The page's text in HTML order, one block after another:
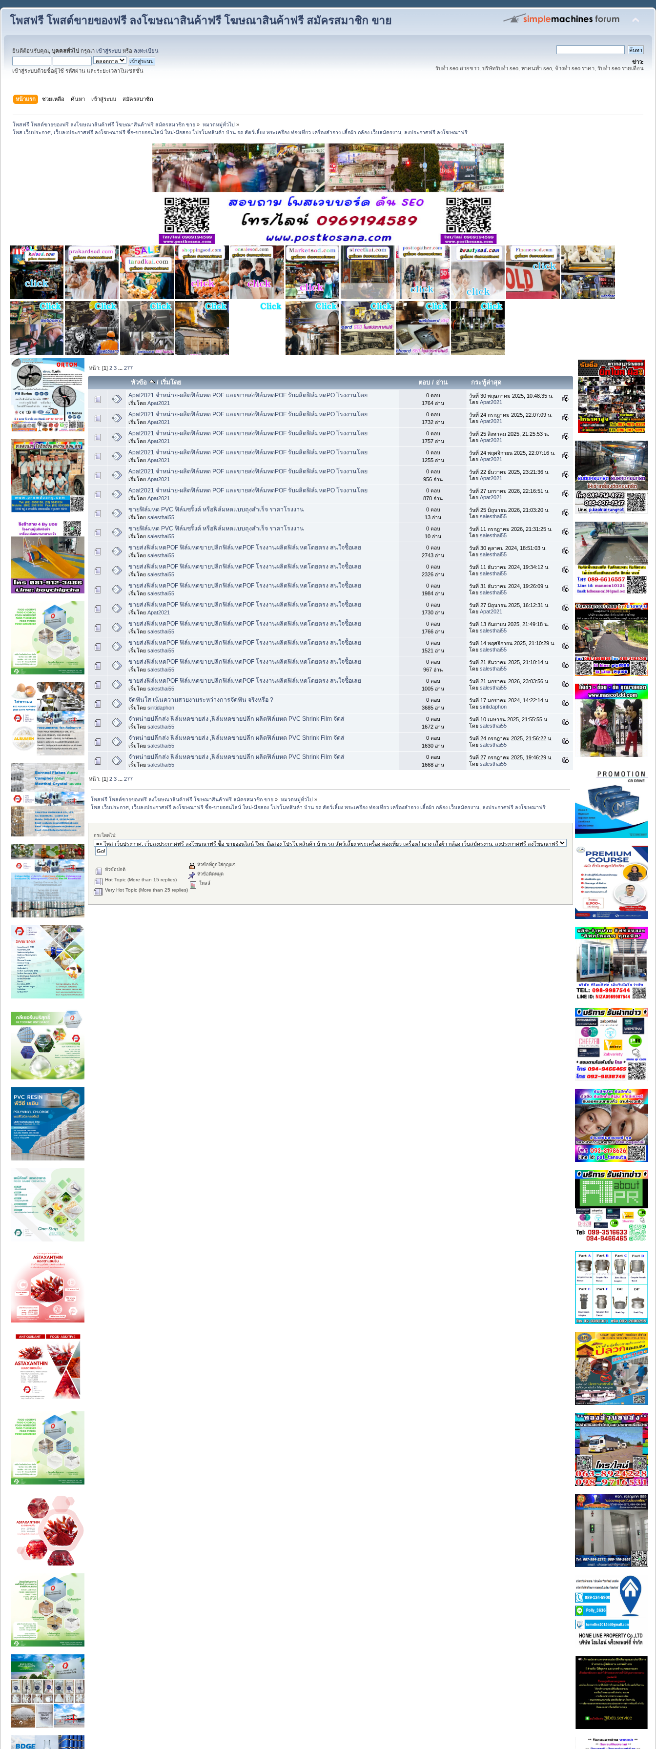
โพสฟรี โพสต์ขายของฟรี ลงโฆษณาสินค้าฟรี โฆษณาสินค้าฟรี สมัครสมาชิก ขาย
ยินดีต้อนรับคุณ, บุคคลทั่วไป กรุณา เข้าสู่ระบบ หรือ ลงทะเบียน
เข้าสู่ระบบด้วยชื่อผู้ใช้ รหัสผ่าน และระยะเวลาในเซสชั่น
ข่าว:
รับทำ seo สายขาว, บริษัทรับทำ seo, หาคนทำ seo, จ้างทำ seo ราคา, รับทำ seo รายเดือน
หน้าแรก ช่วยเหลือ ค้นหา เข้าสู่ระบบ สมัครสมาชิก
โพสฟรี โพสต์ขายของฟรี ลงโฆษณาสินค้าฟรี โฆษณาสินค้าฟรี สมัครสมาชิก ขาย » หมวดหมู่ทั่วไป»
โพส เว็บประกาศ, เว็บลงประกาศฟรี ลงโฆษณาฟรี ซื้อ-ขายออนไลน์ ใหม่-มือสอง โปรโมทสินค้า บ้าน รถ สัตว์เลี้ยง พระเครื่อง ท่องเที่ยว เครื่องสำอาง เสื้อผ้า กล้อง เว็บสมัครงาน, ลงประกาศฟรี ลงโฆษณาฟรี
หน้า: [1]2 3 ...277
หัวข้อ / เริ่มโดย ตอบ/ อ่าน กระทู้ล่าสุด
Apat2021 จำหน่าย-ผลิตฟิล์มหด POF และขายส่งฟิล์มหดPOF รับผลิตฟิล์มหดPO โรงงานโดย
เริ่มโดย Apat2021
0 ตอบ
1764 อ่าน
วันที่ 30 พฤษภาคม 2025, 10:48:35 น.
โดย Apat2021
Apat2021 จำหน่าย-ผลิตฟิล์มหด POF และขายส่งฟิล์มหดPOF รับผลิตฟิล์มหดPO โรงงานโดย
เริ่มโดย Apat2021
0 ตอบ
1732 อ่าน
วันที่ 24 กรกฎาคม 2025, 22:07:09 น.
โดย Apat2021
Apat2021 จำหน่าย-ผลิตฟิล์มหด POF และขายส่งฟิล์มหดPOF รับผลิตฟิล์มหดPO โรงงานโดย
เริ่มโดย Apat2021
0 ตอบ
1757 อ่าน
วันที่ 25 สิงหาคม 2025, 21:25:53 น.
โดย Apat2021
Apat2021 จำหน่าย-ผลิตฟิล์มหด POF และขายส่งฟิล์มหดPOF รับผลิตฟิล์มหดPO โรงงานโดย
เริ่มโดย Apat2021
0 ตอบ
1255 อ่าน
วันที่ 24 พฤศจิกายน 2025, 22:07:16 น.
โดย Apat2021
Apat2021 จำหน่าย-ผลิตฟิล์มหด POF และขายส่งฟิล์มหดPOF รับผลิตฟิล์มหดPO โรงงานโดย
เริ่มโดย Apat2021
0 ตอบ
956 อ่าน
วันที่ 22 ธันวาคม 2025, 23:21:36 น.
โดย Apat2021
Apat2021 จำหน่าย-ผลิตฟิล์มหด POF และขายส่งฟิล์มหดPOF รับผลิตฟิล์มหดPO โรงงานโดย
เริ่มโดย Apat2021
0 ตอบ
870 อ่าน
วันที่ 27 มกราคม 2026, 22:16:51 น.
โดย Apat2021
ขายฟิล์มหด PVC ฟิล์มชริ้งค์ หรือฟิล์มหดแบบถุงสำเร็จ ราคาโรงงาน
เริ่มโดย salesthai55
0 ตอบ
13 อ่าน
วันที่ 25 มิถุนายน 2026, 21:03:20 น.
โดย salesthai55
ขายฟิล์มหด PVC ฟิล์มชริ้งค์ หรือฟิล์มหดแบบถุงสำเร็จ ราคาโรงงาน
เริ่มโดย salesthai55
0 ตอบ
10 อ่าน
วันที่ 11 กรกฎาคม 2026, 21:31:25 น.
โดย salesthai55
ขายส่งฟิล์มหดPOF ฟิล์มหดขายปลีกฟิล์มหดPOF โรงงานผลิตฟิล์มหดโดยตรง สนใจซื้อเลย
เริ่มโดย salesthai55
0 ตอบ
2743 อ่าน
วันที่ 30 ตุลาคม 2024, 18:51:03 น.
โดย salesthai55
ขายส่งฟิล์มหดPOF ฟิล์มหดขายปลีกฟิล์มหดPOF โรงงานผลิตฟิล์มหดโดยตรง สนใจซื้อเลย
เริ่มโดย salesthai55
0 ตอบ
2326 อ่าน
วันที่ 11 ธันวาคม 2024, 19:34:12 น.
โดย salesthai55
ขายส่งฟิล์มหดPOF ฟิล์มหดขายปลีกฟิล์มหดPOF โรงงานผลิตฟิล์มหดโดยตรง สนใจซื้อเลย
เริ่มโดย salesthai55
0 ตอบ
1984 อ่าน
วันที่ 31 ธันวาคม 2024, 19:26:09 น.
โดย salesthai55
ขายส่งฟิล์มหดPOF ฟิล์มหดขายปลีกฟิล์มหดPOF โรงงานผลิตฟิล์มหดโดยตรง สนใจซื้อเลย
เริ่มโดย Apat2021
0 ตอบ
1730 อ่าน
วันที่ 27 มิถุนายน 2025, 16:12:31 น.
โดย Apat2021
ขายส่งฟิล์มหดPOF ฟิล์มหดขายปลีกฟิล์มหดPOF โรงงานผลิตฟิล์มหดโดยตรง สนใจซื้อเลย
เริ่มโดย salesthai55
0 ตอบ
1766 อ่าน
วันที่ 13 กันยายน 2025, 21:49:18 น.
โดย salesthai55
ขายส่งฟิล์มหดPOF ฟิล์มหดขายปลีกฟิล์มหดPOF โรงงานผลิตฟิล์มหดโดยตรง สนใจซื้อเลย
เริ่มโดย salesthai55
0 ตอบ
1521 อ่าน
วันที่ 14 พฤศจิกายน 2025, 21:10:29 น.
โดย salesthai55
ขายส่งฟิล์มหดPOF ฟิล์มหดขายปลีกฟิล์มหดPOF โรงงานผลิตฟิล์มหดโดยตรง สนใจซื้อเลย
เริ่มโดย salesthai55
0 ตอบ
967 อ่าน
วันที่ 21 ธันวาคม 2025, 21:10:14 น.
โดย salesthai55
ขายส่งฟิล์มหดPOF ฟิล์มหดขายปลีกฟิล์มหดPOF โรงงานผลิตฟิล์มหดโดยตรง สนใจซื้อเลย
เริ่มโดย salesthai55
0 ตอบ
1005 อ่าน
วันที่ 21 มกราคม 2026, 23:03:56 น.
โดย salesthai55
จัดฟันใส เน้นความสวยงามระหว่างการจัดฟัน จริงหรือ ?
เริ่มโดย siritidaphon
0 ตอบ
3685 อ่าน
วันที่ 17 มกราคม 2024, 14:22:14 น.
โดย siritidaphon
จำหน่ายปลีกส่ง ฟิล์มหดขายส่ง ,ฟิล์มหดขายปลีก ผลิตฟิล์มหด PVC Shrink Film จัดส่
เริ่มโดย salesthai55
0 ตอบ
1672 อ่าน
วันที่ 10 เมษายน 2025, 21:55:55 น.
โดย salesthai55
จำหน่ายปลีกส่ง ฟิล์มหดขายส่ง ,ฟิล์มหดขายปลีก ผลิตฟิล์มหด PVC Shrink Film จัดส่
เริ่มโดย salesthai55
0 ตอบ
1630 อ่าน
วันที่ 24 กรกฎาคม 2025, 21:56:22 น.
โดย salesthai55
จำหน่ายปลีกส่ง ฟิล์มหดขายส่ง ,ฟิล์มหดขายปลีก ผลิตฟิล์มหด PVC Shrink Film จัดส่
เริ่มโดย salesthai55
0 ตอบ
1668 อ่าน
วันที่ 27 กรกฎาคม 2025, 19:46:29 น.
โดย salesthai55
หน้า: [1]2 3 ...277
โพสฟรี โพสต์ขายของฟรี ลงโฆษณาสินค้าฟรี โฆษณาสินค้าฟรี สมัครสมาชิก ขาย » หมวดหมู่ทั่วไป»
โพส เว็บประกาศ, เว็บลงประกาศฟรี ลงโฆษณาฟรี ซื้อ-ขายออนไลน์ ใหม่-มือสอง โปรโมทสินค้า บ้าน รถ สัตว์เลี้ยง พระเครื่อง ท่องเที่ยว เครื่องสำอาง เสื้อผ้า กล้อง เว็บสมัครงาน, ลงประกาศฟรี ลงโฆษณาฟรี
กระโดดไป:
หัวข้อปกติ
Hot Topic (More than 15 replies)
Very Hot Topic (More than 25 replies)
หัวข้อที่ถูกใส่กุญแจ
หัวข้อติดหมุด
โพลล์